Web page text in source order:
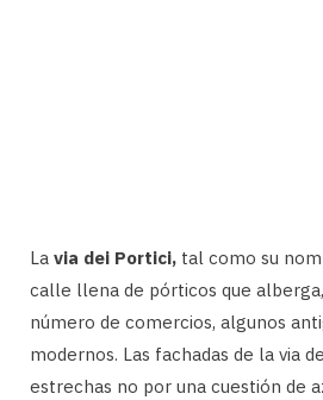
La via dei Portici, tal como su
calle llena de pórticos que
número de comercios, algunos
modernos. Las fachadas de la via
estrechas no por una cuestión de